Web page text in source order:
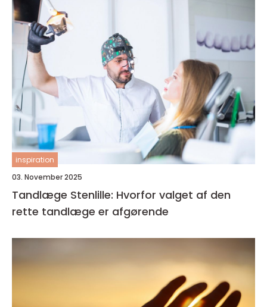
inspiration
03. November 2025
Tandlæge Stenlille: Hvorfor valget af den
rette tandlæge er afgørende